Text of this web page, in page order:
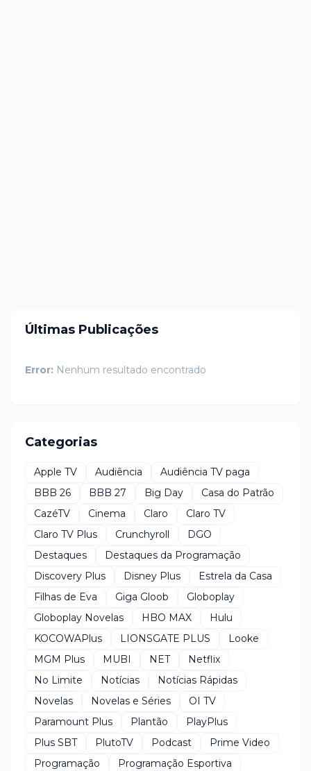
Últimas Publicações
Error: Nenhum resultado encontrado
Categorias
Apple TV Audiência
Audiência TV paga
BBB 26
BBB 27 Big Day
Casa do Patrão
CazéTV
Cinema Claro
Claro TV
Claro TV Plus
Crunchyroll
DGO
Destaques
Destaques da Programação
Discovery Plus
Disney Plus
Estrela da Casa
Filhas de Eva
Giga Gloob
Globoplay
Globoplay Novelas
HBO MAX
Hulu
KOCOWAPlus
LIONSGATE PLUS
Looke
MGM Plus
MUBI NET
Netflix
No Limite
Notícias
Notícias Rápidas
Novelas
Novelas e Séries
OI TV
Paramount Plus
Plantão
PlayPlus
Plus SBT
PlutoTV Podcast
Prime Video
Programação
Programação Esportiva